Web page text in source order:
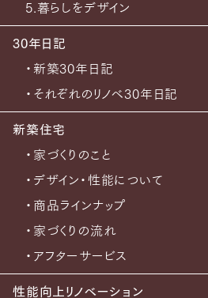
5.暮らしをデザイン
30年日記
・新築30年日記
・それぞれのリノベ30年日記
新築住宅
・家づくりのこと
・デザイン・性能について
・商品ラインナップ
・家づくりの流れ
・アフターサービス
性能向上リノベーション